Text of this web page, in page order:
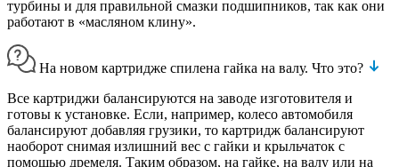
турбины и для правильной смазки подшипников, так как они
работают в «масляном клину».
На новом картридже спилена гайка на валу. Что это?
Все картриджи балансируются на заводе изготовителя и
готовы к установке. Если, например, колесо автомобиля
балансируют добавляя грузики, то картридж балансируют
наоборот снимая излишний вес с гайки и крыльчаток с
помощью дремеля. Таким образом, на гайке, на валу или на